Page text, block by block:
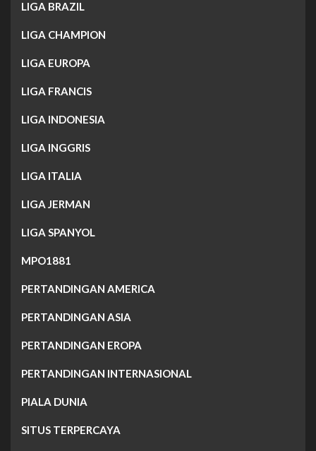
LIGA BRAZIL
LIGA CHAMPION
LIGA EUROPA
LIGA FRANCIS
LIGA INDONESIA
LIGA INGGRIS
LIGA ITALIA
LIGA JERMAN
LIGA SPANYOL
MPO1881
PERTANDINGAN AMERICA
PERTANDINGAN ASIA
PERTANDINGAN EROPA
PERTANDINGAN INTERNASIONAL
PIALA DUNIA
SITUS TERPERCAYA